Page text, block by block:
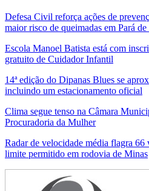
Defesa Civil reforça ações de
maior risco de queimadas em Pará
Escola Manoel Batista está com
gratuito de Cuidador Infantil
14ª edição do Dipanas Blues se
incluindo um estacionamento oficial
Clima segue tenso na Câmara
Procuradoria da Mulher
Radar de velocidade média flagra 66
limite permitido em rodovia de Minas